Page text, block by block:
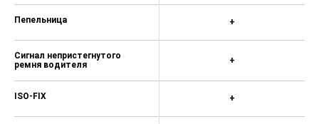
Пепельница
Сигнал непристегнутого
ремня водителя
ISO-FIX
+
+
+